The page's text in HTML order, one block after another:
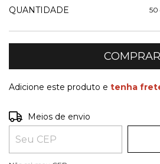
QUANTIDADE 50
Adicione este produto e tenha
Entregas para o CEP:
Meios de envio